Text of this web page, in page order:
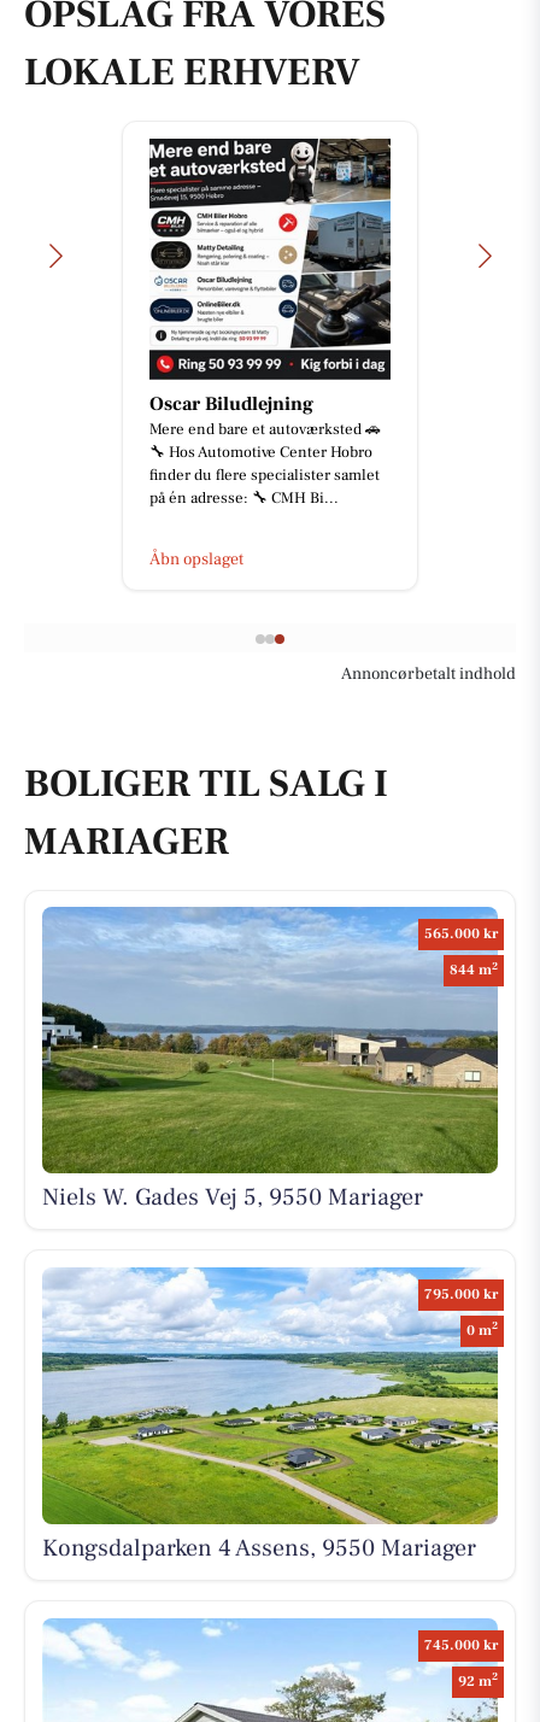
OPSLAG FRA VORES
LOKALE ERHVERV
Oscar Biludlejning
Mere end bare et autoværksted 🚗
🔧 Hos Automotive Center Hobro
finder du flere specialister samlet
på én adresse: 🔧 CMH Bi...
Åbn opslaget
Annoncørbetalt indhold
BOLIGER TIL SALG I
MARIAGER
565.000 kr
844 m2
Niels W. Gades Vej 5, 9550 Mariager
795.000 kr
0 m2
Kongsdalparken 4 Assens, 9550 Mariager
745.000 kr
92 m2